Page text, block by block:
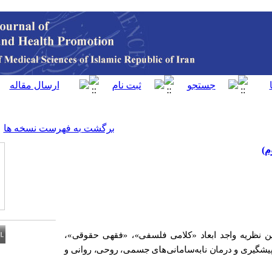
برگشت به فهرست نسخه ها
نظریه واجد ابعاد «کلامی فلسفی»، «فقهی حقوقی»،
و درمان نابه‌سامانی‌های جسمی، روحی، روانی و